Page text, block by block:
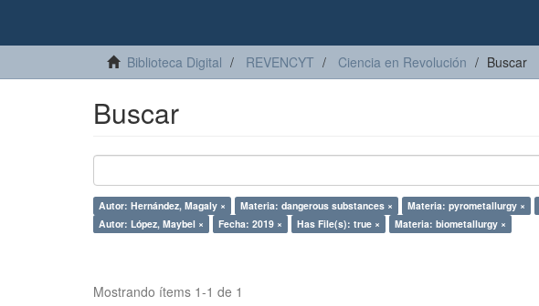
Biblioteca Digital REVENCYT Ciencia en Revolución Buscar
Buscar
Autor: Hernández, Magaly × Materia: dangerous substances × Materia: pyrometallurgy ×
Autor: López, Maybel ×
Fecha: 2019 × Has File(s): true × Materia: biometallurgy ×
Mostrando ítems 1-1 de 1